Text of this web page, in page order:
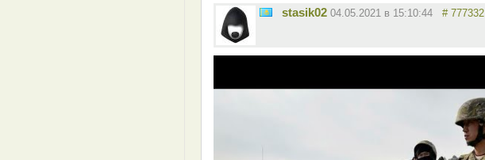
stasik02 04.05.2021 в 15:10:44 # 777332